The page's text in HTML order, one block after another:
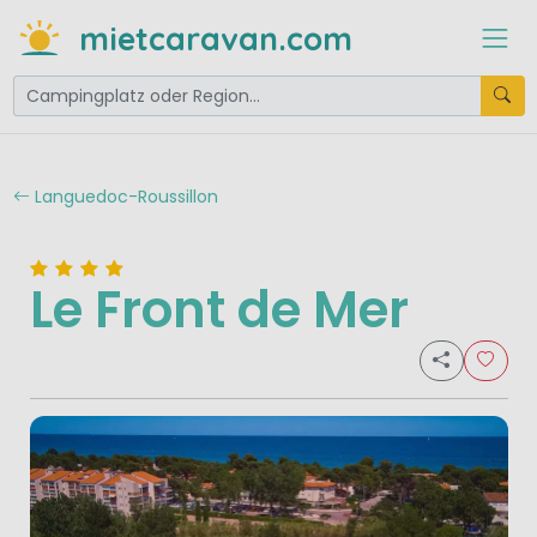
mietcaravan.com
Languedoc-Roussillon
Le Front de Mer